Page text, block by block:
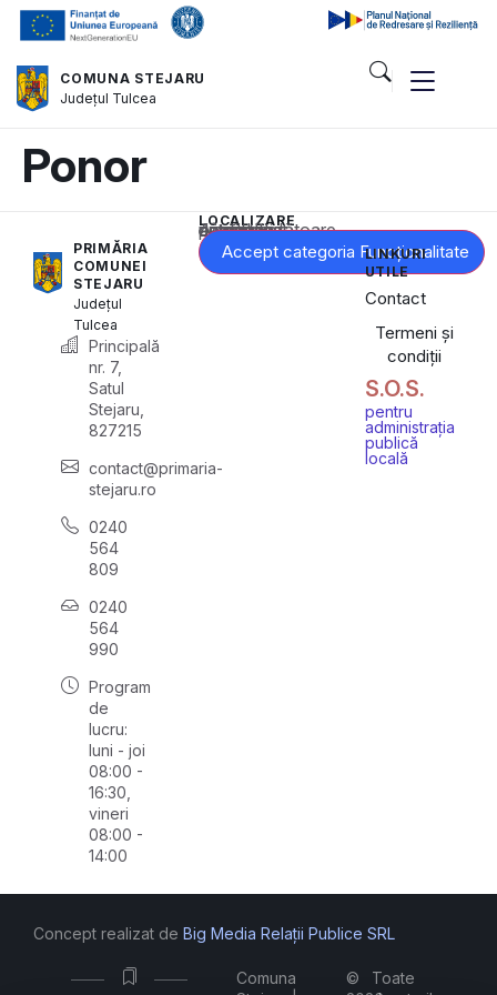
COMUNA STEJARU
Județul Tulcea
Ponor
PRIMĂRIA
COMUNEI
STEJARU
Județul
Tulcea
Principală
nr. 7,
Satul
Stejaru,
827215
contact@primaria-
stejaru.ro
0240
564
809
0240
564
990
Program
de
lucru:
luni - joi
08:00 -
16:30,
vineri
08:00 -
14:00
LOCALIZARE
Acest conținut este blocat până când acceptați categoria corespunzătoare de cookie-uri.
Accept categoria Funcționalitate
LINKURI
UTILE
Contact
Termeni și
condiții
S.O.S.
pentru
administrația
publică
locală
Comuna
©
Toate
Concept realizat de Big Media Relații Publice SRL